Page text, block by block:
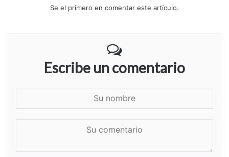
Se el primero en comentar este artículo.
Escribe un comentario